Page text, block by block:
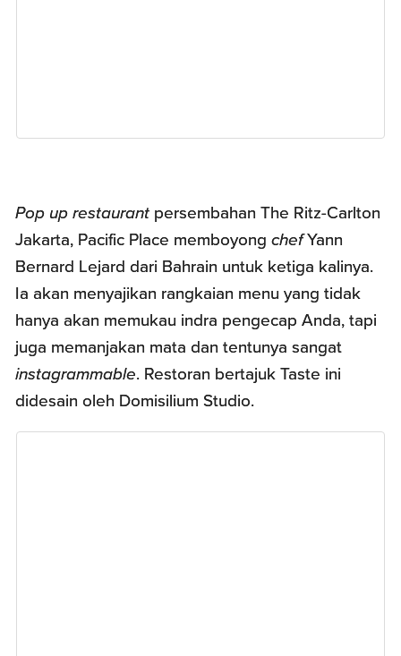
Pop up restaurant persembahan The Ritz-Carlton
Jakarta, Pacific Place memboyongchefYann
Bernard Lejard dari Bahrain untuk ketiga kalinya.
Ia akan menyajikan rangkaian menu yang tidak
hanya akan memukau indra pengecap Anda, tapi
juga memanjakan mata dan tentunya sangat
instagrammable. Restoran bertajuk Taste ini
didesain oleh Domisilium Studio.